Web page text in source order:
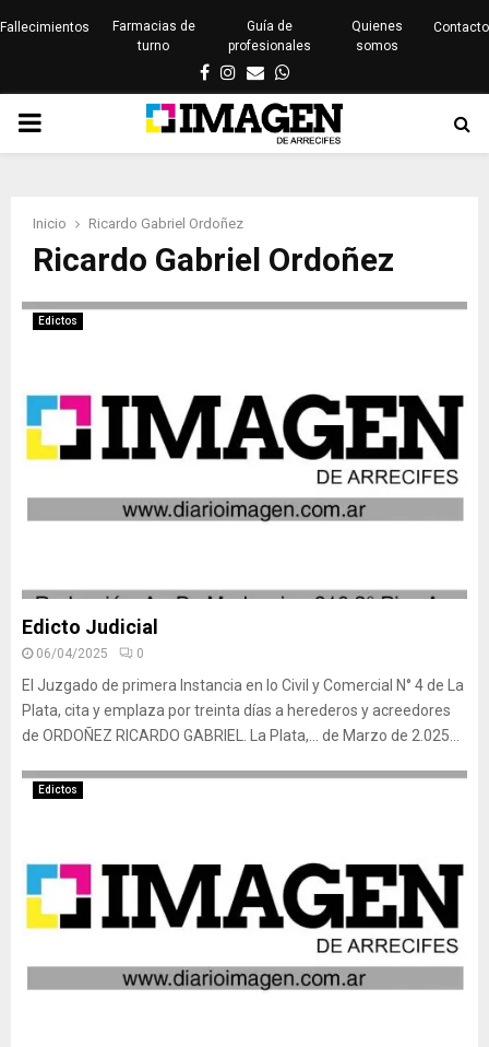
Fallecimientos
Farmacias de
turno
Guía de
profesionales
Quienes
somos
Contacto
Facebook
Instagram
EmailWhatsapp
PRIMARY
Inicio Ricardo Gabriel Ordoñez
Ricardo Gabriel Ordoñez
Edictos
Edicto Judicial
06/04/2025 0
El Juzgado de primera Instancia en lo Civil y Comercial N° 4 de La
Plata, cita y emplaza por treinta días a herederos y acreedores
de ORDOÑEZ RICARDO GABRIEL. La Plata,… de Marzo de 2.025...
Edictos